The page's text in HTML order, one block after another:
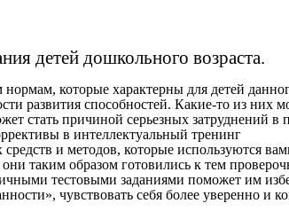
детей дошкольного возраста.
которые характерны для детей
развития способностей. Какие-то из них
стать причиной серьезных
в интеллектуальный тренинг
и методов, которые используются
таким образом готовились к тем
тестовыми заданиями поможет им
чувствовать себя более уверенно и